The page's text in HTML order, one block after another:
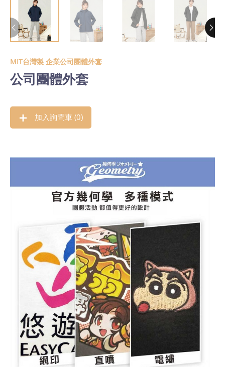
MIT台灣製 企業公司團體外套
公司團體外套
加入詢問車 (0)